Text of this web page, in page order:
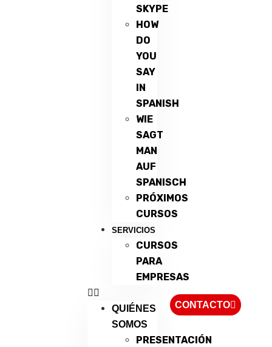
SKYPE
HOW
DO
YOU
SAY
IN
SPANISH
WIE
SAGT
MAN
AUF
SPANISCH
PRÓXIMOS
CURSOS
SERVICIOS
CURSOS
PARA
EMPRESAS
QUIÉNES
SOMOS
PRESENTACIÓN
CONTACTO